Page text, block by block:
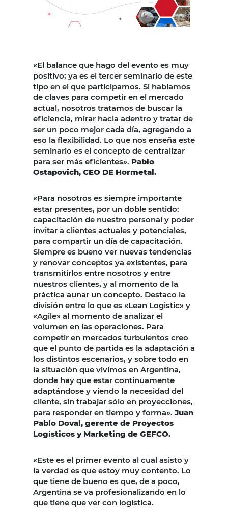
«El balance que hago del evento es muy
positivo; ya es el tercer seminario de este
tipo en el que participamos. Si hablamos
de claves para competir en el mercado
actual, nosotros tratamos de buscar la
eficiencia, mirar hacia adentro y tratar de
ser un poco mejor cada día, agregando a
eso la flexibilidad. Lo que nos enseña este
seminario es el concepto de centralizar
para ser más eficientes». Pablo
Ostapovich, CEO DE Hormetal.
«Para nosotros es siempre importante
estar presentes, por un doble sentido:
capacitación de nuestro personal y poder
invitar a clientes actuales y potenciales,
para compartir un día de capacitación.
Siempre es bueno ver nuevas tendencias
y renovar conceptos ya existentes, para
transmitirlos entre nosotros y entre
nuestros clientes, y al momento de la
práctica aunar un concepto. Destaco la
división entre lo que es «Lean Logistic» y
«Agile» al momento de analizar el
volumen en las operaciones. Para
competir en mercados turbulentos creo
que el punto de partida es la adaptación a
los distintos escenarios, y sobre todo en
la situación que vivimos en Argentina,
donde hay que estar continuamente
adaptándose y viendo la necesidad del
cliente, sin trabajar sólo en proyecciones,
para responder en tiempo y forma». Juan
Pablo Doval, gerente de Proyectos
Logísticos y Marketing de GEFCO.
«Este es el primer evento al cual asisto y
la verdad es que estoy muy contento. Lo
que tiene de bueno es que, de a poco,
Argentina se va profesionalizando en lo
que tiene que ver con logística.